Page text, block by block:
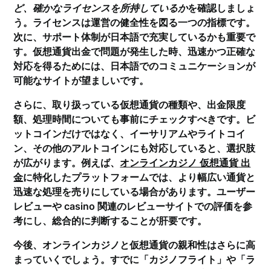
ど、確かなライセンスを所持しているかを確認しましょ
う。ライセンスは運営の健全性を図る一つの指標です。
次に、サポート体制が日本語で充実しているかも重要で
す。仮想通貨出金で問題が発生した時、迅速かつ正確な
対応を得るためには、日本語でのコミュニケーションが
可能なサイトが望ましいです。
さらに、取り扱っている仮想通貨の種類や、出金限度
額、処理時間についても事前にチェックすべきです。ビ
ットコインだけではなく、イーサリアムやライトコイ
ン、その他のアルトコインにも対応していると、選択肢
が広がります。例えば、 オンラインカジノ 仮想通貨 出
金に特化したプラットフォームでは、より幅広い通貨と
迅速な処理を売りにしている場合があります。ユーザー
レビューや casino 関連のレビューサイトでの評価を参
考にし、総合的に判断することが肝要です。
今後、オンラインカジノと仮想通貨の親和性はさらに高
まっていくでしょう。すでに「カジノフライト」や「ラ